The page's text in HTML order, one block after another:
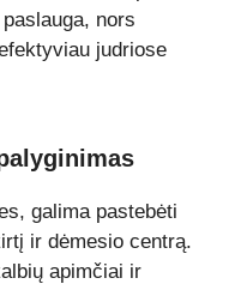
nors
judriose
galima pastebėti
ir dėmesio centrą.
apimčiai ir